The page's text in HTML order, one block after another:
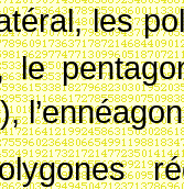
les